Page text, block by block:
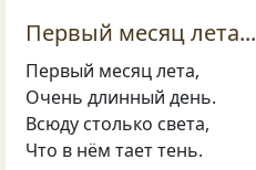
Первый месяц лета...
Первый месяц лета,
Очень длинный день.
Всюду столько света,
Что в нём тает тень.